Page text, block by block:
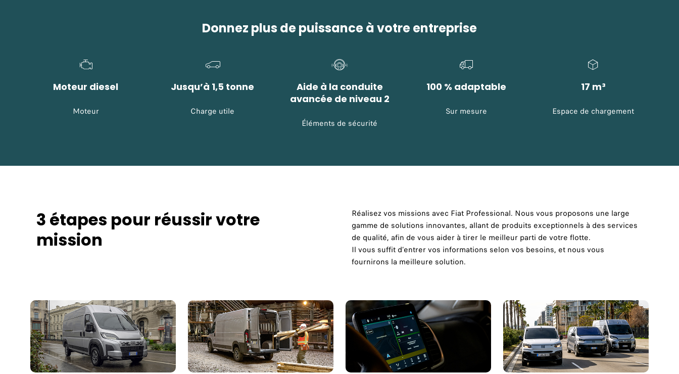
Donnez plus de puissance à votre entreprise
Moteur diesel
Moteur
Jusqu’à 1,5 tonne
Charge utile
Aide à la conduite
avancée de niveau 2
Éléments de sécurité
100 % adaptable
Sur mesure
17 m³
Espace de chargement
3 étapes pour réussir votre
mission
Réalisez vos missions avec Fiat Professional. Nous vous proposons une large
gamme de solutions innovantes, allant de produits exceptionnels à des services
de qualité, afin de vous aider à tirer le meilleur parti de votre flotte.
Il vous suffit d’entrer vos informations selon vos besoins, et nous vous
fournirons la meilleure solution.